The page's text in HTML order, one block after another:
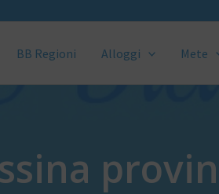
BB Regioni Alloggi Mete